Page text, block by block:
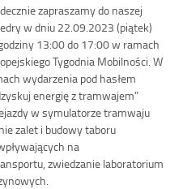
zapraszamy do naszej
w dniu 22.09.2023 (piątek)
13:00 do 17:00 w ramach
Tygodnia Mobilności. W
wydarzenia pod hasłem
energię z tramwajem”
w symulatorze tramwaju
zalet i budowy taboru
na
zwiedzanie laboratorium